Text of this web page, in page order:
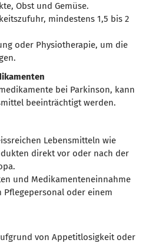
Obst und Gemüse.
mindestens 1,5 bis 2
oder Physiotherapie, um die
bei Parkinson, kann
beeinträchtigt werden.
Lebensmitteln wie
direkt vor oder nach der
und Medikamenteneinnahme
Pflegepersonal oder einem
von Appetitlosigkeit oder